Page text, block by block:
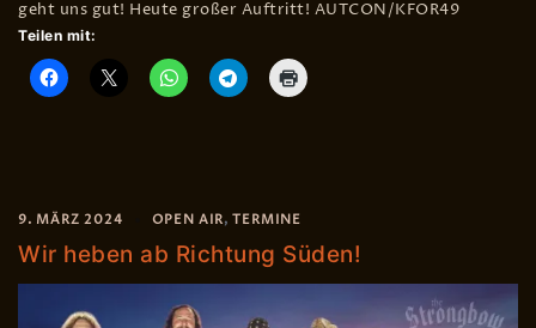
geht uns gut! Heute großer Auftritt! AUTCON/KFOR49
Teilen mit:
9. MÄRZ 2024 OPEN AIR, TERMINE
Wir heben ab Richtung Süden!